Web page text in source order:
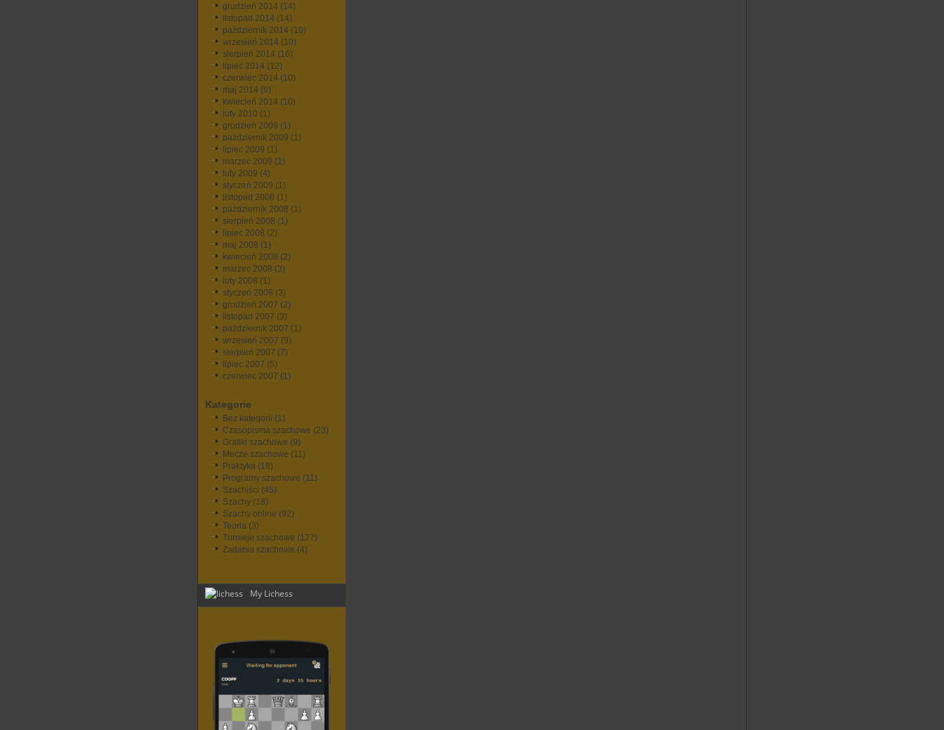
grudzień 2014 (14)
listopad 2014 (14)
październik 2014 (10)
wrzesień 2014 (10)
sierpień 2014 (16)
lipiec 2014 (12)
czerwiec 2014 (10)
maj 2014 (6)
kwiecień 2014 (10)
luty 2010 (1)
grudzień 2009 (1)
październik 2009 (1)
lipiec 2009 (1)
marzec 2009 (1)
luty 2009 (4)
styczeń 2009 (1)
listopad 2008 (1)
październik 2008 (1)
sierpień 2008 (1)
lipiec 2008 (2)
maj 2008 (1)
kwiecień 2008 (2)
marzec 2008 (3)
luty 2008 (1)
styczeń 2008 (3)
grudzień 2007 (2)
listopad 2007 (3)
październik 2007 (1)
wrzesień 2007 (3)
sierpień 2007 (7)
lipiec 2007 (5)
czerwiec 2007 (1)
Kategorie
Bez kategorii (1)
Czasopisma szachowe (23)
Grafiki szachowe (9)
Mecze szachowe (11)
Praktyka (18)
Programy szachowe (11)
Szachiści (45)
Szachy (18)
Szachy online (92)
Teoria (3)
Turnieje szachowe (127)
Zadania szachowe (4)
My Lichess